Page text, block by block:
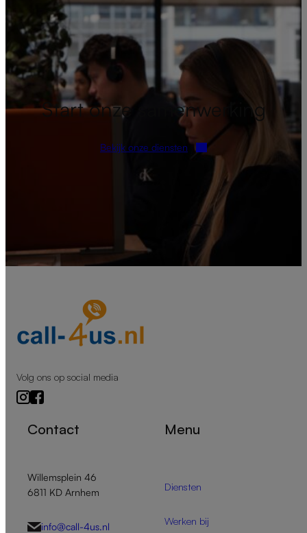
Start onze samenwerking
Bekijk onze diensten
Volg ons op social media
Contact
Willemsplein 46
6811 KD Arnhem
info@call-4us.nl
Menu
Diensten
Werken bij